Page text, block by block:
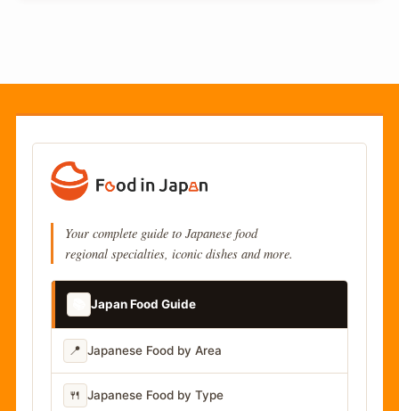
Your complete guide to Japanese food
regional specialties, iconic dishes and more.
Japan Food Guide
📍 Japanese Food by Area
🍴 Japanese Food by Type